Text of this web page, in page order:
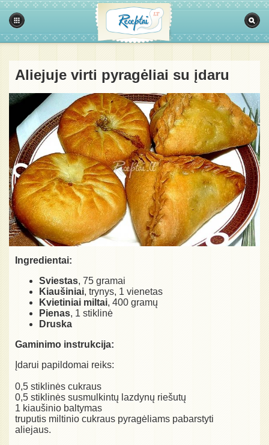
Aliejuje virti pyragėliai su įdaru
Ingredientai:
Sviestas, 75 gramai
Kiaušiniai, trynys, 1 vienetas
Kvietiniai miltai, 400 gramų
Pienas, 1 stiklinė
Druska
Gaminimo instrukcija:
Įdarui papildomai reiks:
0,5 stiklinės cukraus
0,5 stiklinės susmulkintų lazdynų riešutų
1 kiaušinio baltymas
truputis miltinio cukraus pyragėliams pabarstyti
aliejaus.